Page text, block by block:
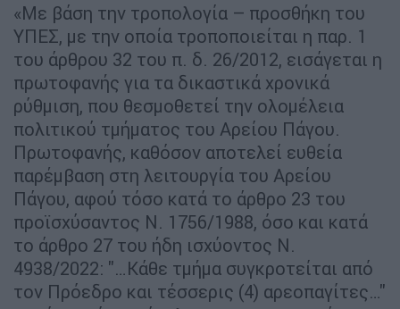
«Με βάση την τροπολογία – προσθήκη του
ΥΠΕΣ, με την οποία τροποποιείται η παρ. 1
του άρθρου 32 του π. δ. 26/2012, εισάγεται η
πρωτοφανής για τα δικαστικά χρονικά
ρύθμιση, που θεσμοθετεί την ολομέλεια
πολιτικού τμήματος του Αρείου Πάγου.
Πρωτοφανής, καθόσον αποτελεί ευθεία
παρέμβαση στη λειτουργία του Αρείου
Πάγου, αφού τόσο κατά το άρθρο 23 του
προϊσχύσαντος Ν. 1756/1988, όσο και κατά
το άρθρο 27 του ήδη ισχύοντος Ν.
4938/2022: "…Κάθε τμήμα συγκροτείται από
τον Πρόεδρο και τέσσερις (4) αρεοπαγίτες…"